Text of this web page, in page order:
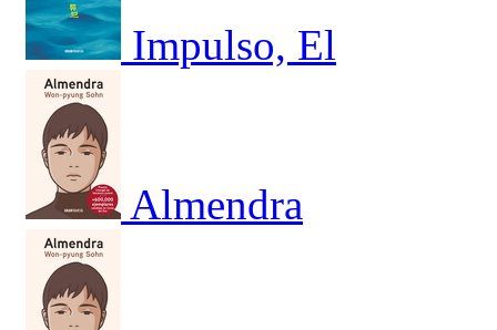
Impulso, El
Almendra